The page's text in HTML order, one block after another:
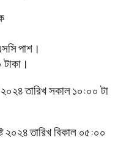
পাশ।
তারিখ সকাল ১০:০০ টা
২০২৪ তারিখ বিকাল ০৫:০০